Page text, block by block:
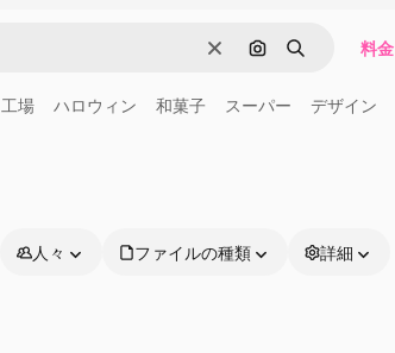
消去 画像で検索
検索 料金
工場 ハロウィン 和菓子 スーパー デザイン
人々 ファイルの種類 詳細